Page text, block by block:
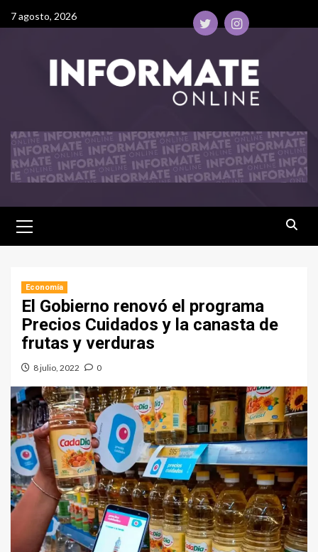
7 agosto, 2026
Economía
El Gobierno renovó el programa
Precios Cuidados y la canasta de
frutas y verduras
8 julio, 2022 0